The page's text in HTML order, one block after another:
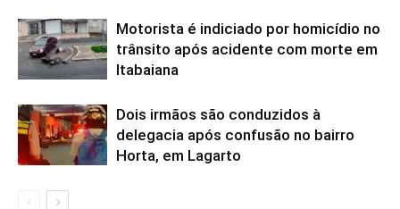
Motorista é indiciado por homicídio no
trânsito após acidente com morte em
Itabaiana
Dois irmãos são conduzidos à
delegacia após confusão no bairro
Horta, em Lagarto